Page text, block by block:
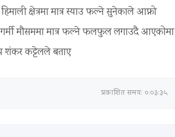
क्षेत्रमा मात्र स्याउ फल्ने सुनेकाले आफ्नो
मौसममा मात्र फल्ने फलफुल लगाउदै आएकोमा
शंकर कट्टेलले बताए
प्रकाशित समय: ०:०३:३५